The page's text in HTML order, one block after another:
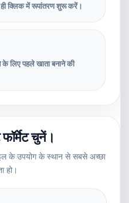
क्लिक में रूपांतरण शुरू करें।
पहले खाता बनाने की
चुनें।
के उपयोग के स्थान से सबसे अच्छा
हो।